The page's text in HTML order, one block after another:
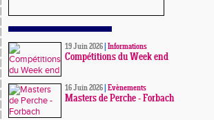
19 Juin 2026 Informations
Compétitions du Week end
16 Juin 2026 Evènements
Masters de Perche - Forbach